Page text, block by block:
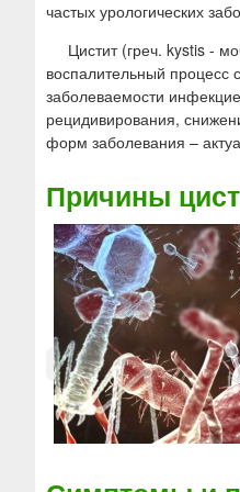
ю
частых урологических
Цистит (греч. kystis -
воспалительный процесс
заболеваемости
рецидивирования,
форм заболевания –
Причины